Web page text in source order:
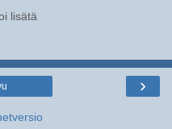
lisätä
›